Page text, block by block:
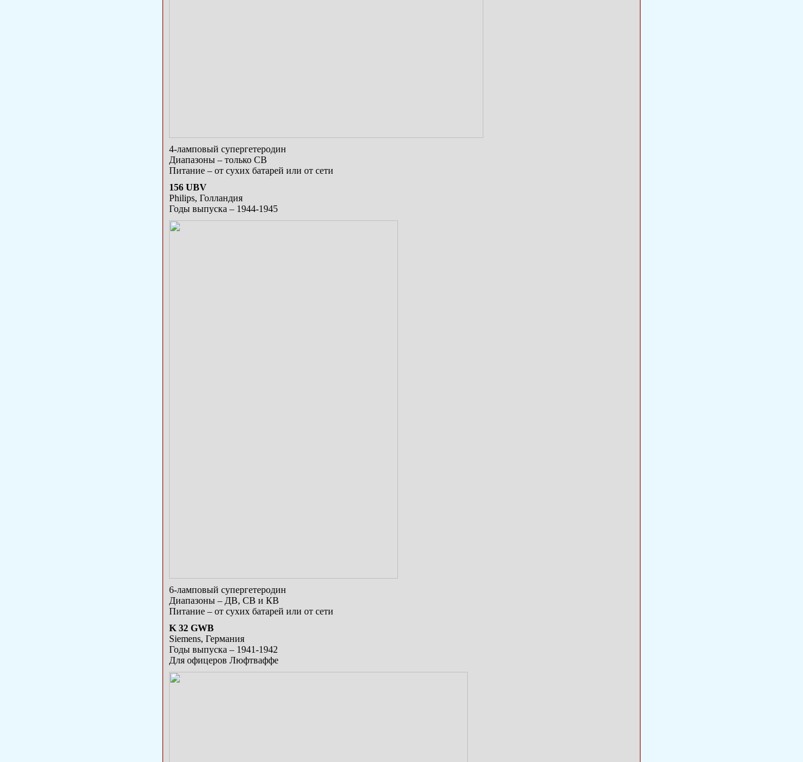
4-ламповый супергетеродин
Диапазоны – только СВ
Питание – от сухих батарей или от сети
156 UBV
Philips, Голландия
Годы выпуска – 1944-1945
6-ламповый супергетеродин
Диапазоны – ДВ, СВ и КВ
Питание – от сухих батарей или от сети
K 32 GWB
Siemens, Германия
Годы выпуска – 1941-1942
Для офицеров Люфтваффе